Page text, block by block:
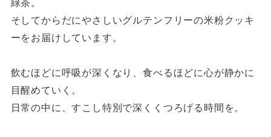
緑茶。
そしてからだにやさしいグルテンフリーの米粉クッキ
ーをお届けしています。
飲むほどに呼吸が深くなり、食べるほどに心が静かに
目醒めていく。
日常の中に、すこし特別で深くくつろげる時間を。